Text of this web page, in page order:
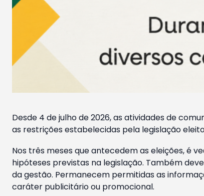
Desde 4 de julho de 2026, as atividades de
as restrições estabelecidas pela legislação
Nos três meses que antecedem as eleições, é
hipóteses previstas na legislação. Também
da gestão. Permanecem permitidas as
caráter publicitário ou promocional.